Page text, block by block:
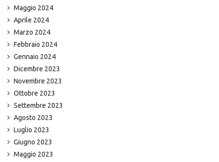
Maggio 2024
Aprile 2024
Marzo 2024
Febbraio 2024
Gennaio 2024
Dicembre 2023
Novembre 2023
Ottobre 2023
Settembre 2023
Agosto 2023
Luglio 2023
Giugno 2023
Maggio 2023